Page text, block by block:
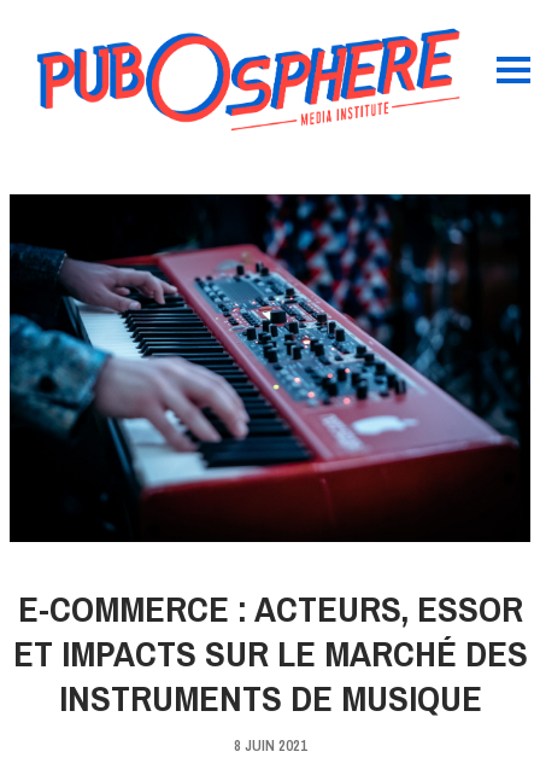
E-COMMERCE : ACTEURS, ESSOR
ET IMPACTS SUR LE MARCHÉ DES
INSTRUMENTS DE MUSIQUE
8 JUIN 2021